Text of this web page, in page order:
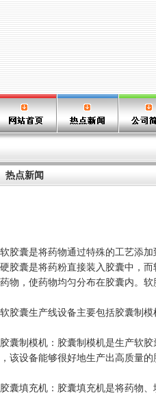
热点新闻
囊是将药物通过特殊的工艺添加
胶囊是将药粉直接装入胶囊中，
物，使药物均匀分布在胶囊内。
囊生产线设备主要包括胶囊制模
制模机：胶囊制模机是生产软胶
该设备能够很好地生产出高质量的
填充机：胶囊填充机是将药物、